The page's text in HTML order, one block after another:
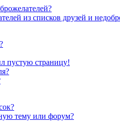
из списков друзей и
пустую страницу!
тему или форум?